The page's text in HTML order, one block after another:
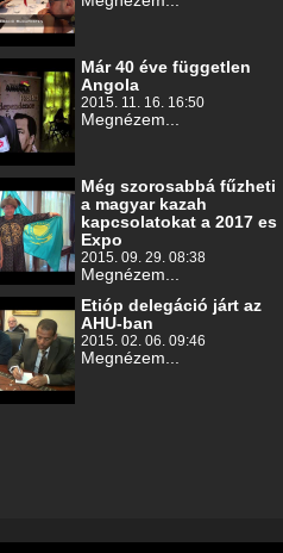
Már 40 éve független
Angola
2015. 11. 16. 16:50
Megnézem...
Még szorosabbá fűzheti
a magyar kazah
kapcsolatokat a 2017 es
Expo
2015. 09. 29. 08:38
Megnézem...
Etióp delegáció járt az
AHU-ban
2015. 02. 06. 09:46
Megnézem...